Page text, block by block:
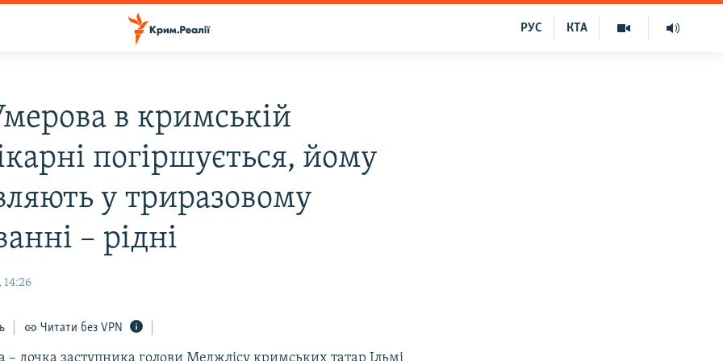
КТА
РУС
в кримській
погіршується, йому
у триразовому
– рідні
14:26
Читати без VPN